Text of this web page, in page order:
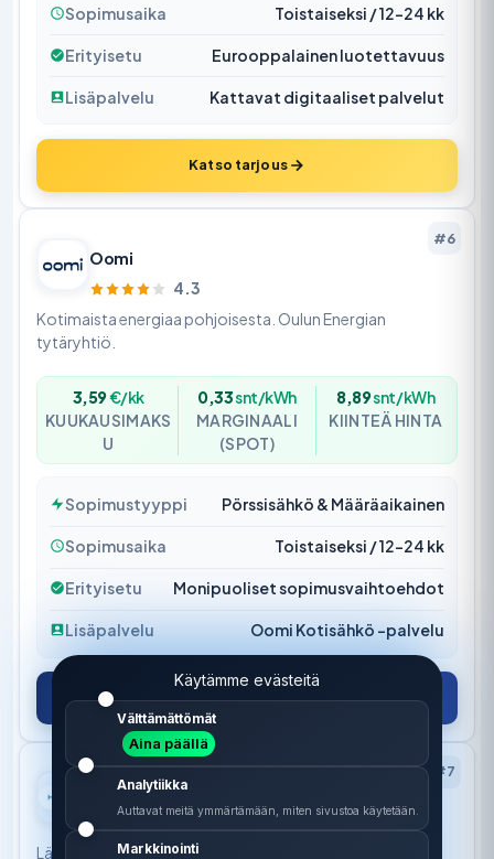
Sopimusaika Toistaiseksi / 12–24 kk
Erityisetu Eurooppalainen luotettavuus
Lisäpalvelu Kattavat digitaaliset palvelut
Katso tarjous
#6
Oomi
4.3
Kotimaista energiaa pohjoisesta. Oulun Energian
tytäryhtiö.
3,59€/kk
KUUKAUSIMAKS
U
0,33snt/kWh
MARGINAALI
(SPOT)
8,89snt/kWh
KIINTEÄ HINTA
Sopimustyyppi Pörssisähkö & Määräaikainen
Sopimusaika Toistaiseksi / 12–24 kk
Erityisetu Monipuoliset sopimusvaihtoehdot
Lisäpalvelu Oomi Kotisähkö -palvelu
Katso tarjous
#7
Hehku
4.3
Läpinäkyvää energiaa. Selkeä hinnoittelu ilman
Käytämme evästeitä
Välttämättömät
Aina päällä
Analytiikka
Auttavat meitä ymmärtämään, miten sivustoa käytetään.
Markkinointi